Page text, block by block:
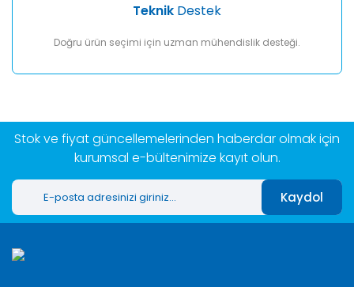
Teknik Destek
Doğru ürün seçimi için uzman mühendislik desteği.
Stok ve fiyat güncellemelerinden haberdar olmak için
kurumsal e-bültenimize kayıt olun.
Kaydol